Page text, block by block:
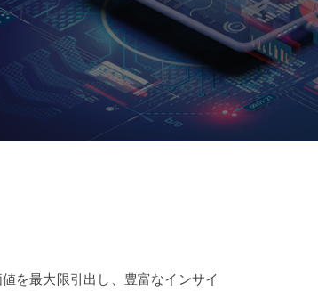
を最大限引出し、豊富なインサイ